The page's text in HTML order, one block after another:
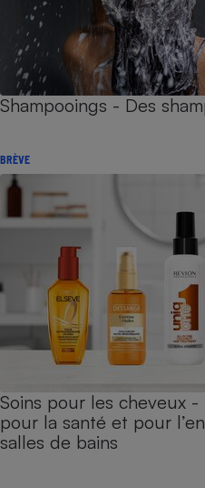
Shampooings - Des
BRÈVE
Soins pour les cheveux
pour la santé et pour
salles de bains